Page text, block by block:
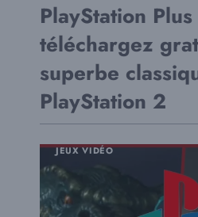
PlayStation
téléchargez
superbe
PlayStation 2
JEUX VIDÉO